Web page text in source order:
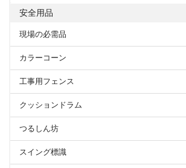
安全用品
現場の必需品
カラーコーン
工事用フェンス
クッションドラム
つるしん坊
スイング標識